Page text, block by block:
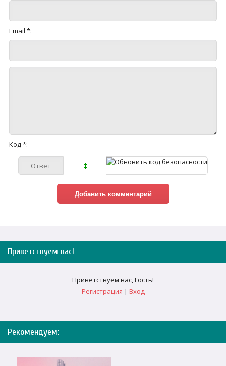
Email *:
Код *:
Приветствуем вас!
Приветствуем вас,Гость!
Регистрация | Вход
Рекомендуем: